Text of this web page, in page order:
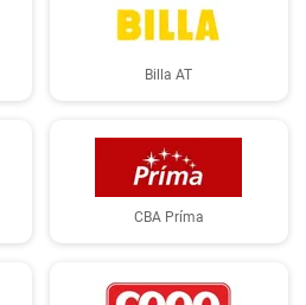
Billa AT
CBA Príma